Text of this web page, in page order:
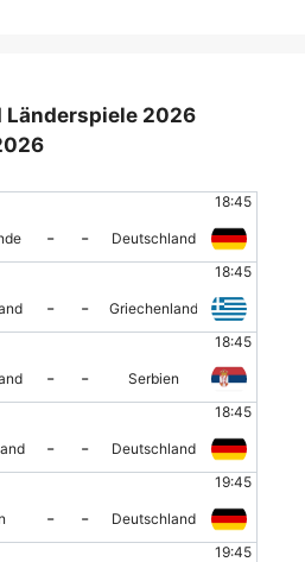
Länderspiele 2026
18:45
- -
Deutschland
18:45
- -
Griechenland
18:45
- -
Serbien
18:45
- -
Deutschland
19:45
- -
Deutschland
19:45